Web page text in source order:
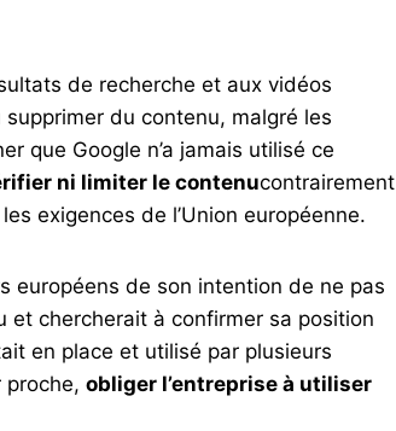
de recherche et aux vidéos
du contenu, malgré les
que Google n’a jamais utilisé ce
ni limiter le contenucontrairement
exigences de l’Union européenne.
européens de son intention de ne pas
et chercherait à confirmer sa position
en place et utilisé par plusieurs
obliger l’entreprise à utiliser